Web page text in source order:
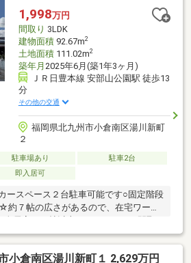
、火災報知器【その他】オール電化、
備新設1,998万円
間取り 3LDK
建物面積92.67m2
土地面積111.02m2
築年月 2025年6月(築1年3ヶ月)
ＪＲ日豊本線 安部山公園駅 徒歩13
分
その他の交通
福岡県北九州市小倉南区湯川新町
２
駐車場あり
駐車2台
即入居可
ースペース２台駐車可能です○固定階段
７帖の広さがあるので、在宅ワーク
全居室は６帖以上とゆとりのある間取
族が集まってゆったりくつろげる広さ
間取りは、外部からの視線を避けや
やすいメリットがあります【当社自慢
小倉南区湯川新町１ 2,629万円